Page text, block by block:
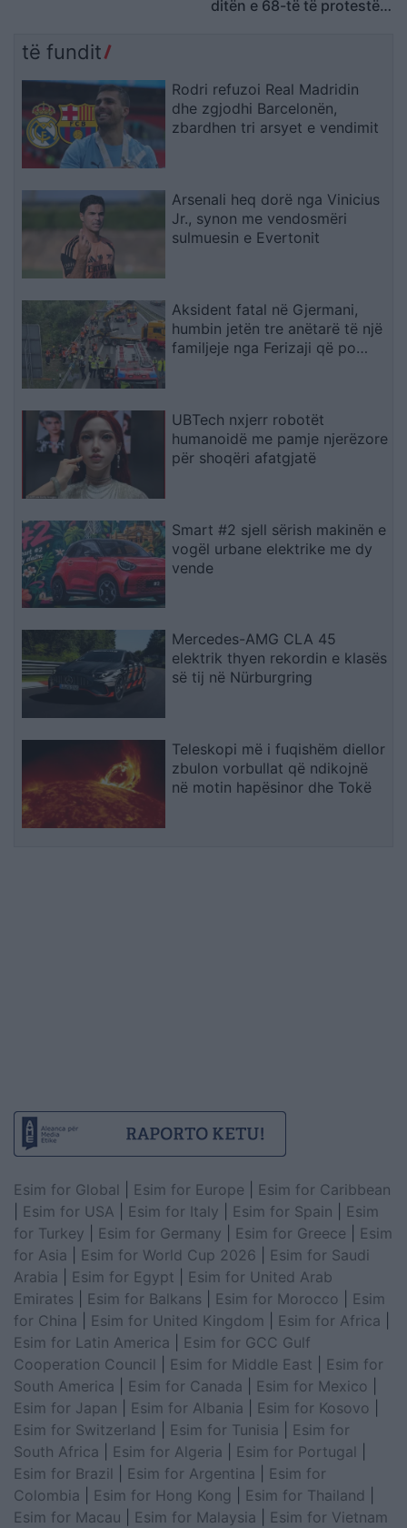
ditën e 68-të të protestës
të fundit
Rodri refuzoi Real Madridin
dhe zgjodhi Barcelonën,
zbardhen tri arsyet e vendimit
Arsenali heq dorë nga Vinicius
Jr., synon me vendosmëri
sulmuesin e Evertonit
Aksident fatal në Gjermani,
humbin jetën tre anëtarë të një
familjeje nga Ferizaji që po
UBTech nxjerr robotët
humanoidë me pamje njerëzore
për shoqëri afatgjatë
Smart #2 sjell sërish makinën e
vogël urbane elektrike me dy
vende
Mercedes-AMG CLA 45
elektrik thyen rekordin e klasës
së tij në Nürburgring
Teleskopi më i fuqishëm diellor
zbulon vorbullat që ndikojnë
në motin hapësinor dhe Tokë
Esim for Global Esim for Europe
Esim for Caribbean
Esim for USA Esim for Italy Esim for Spain
Esim
for Turkey
Esim for Germany Esim for Greece
Esim
for Asia
Esim for World Cup 2026
Esim for Saudi
Arabia
Esim for Egypt
Esim for United Arab
Emirates
Esim for Balkans Esim for Morocco
Esim
for China
Esim for United Kingdom Esim for Africa
Esim for Latin America
Esim for GCC Gulf
Cooperation Council
Esim for Middle East
Esim for
South America
Esim for Canada Esim for Mexico
Esim for Japan
Esim for Albania Esim for Kosovo
Esim for Switzerland
Esim for Tunisia
Esim for
South Africa
Esim for Algeria Esim for Portugal
Esim for Brazil
Esim for Argentina
Esim for
Colombia
Esim for Hong Kong Esim for Thailand
Esim for Macau
Esim for Malaysia
Esim for Vietnam